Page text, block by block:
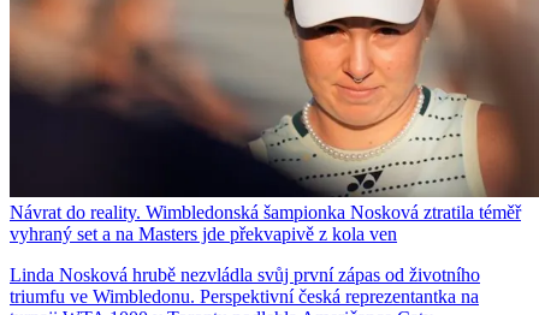
Návrat do reality. Wimbledonská šampionka Nosková ztratila téměř
vyhraný set a na Masters jde překvapivě z kola ven
Linda Nosková hrubě nezvládla svůj první zápas od životního
triumfu ve Wimbledonu. Perspektivní česká reprezentantka na